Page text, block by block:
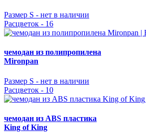
Размер S - нет в наличии
Расцветок - 16
чемодан из полипропилена
Mironpan
Размер S - нет в наличии
Расцветок - 10
чемодан из ABS пластика
King of King